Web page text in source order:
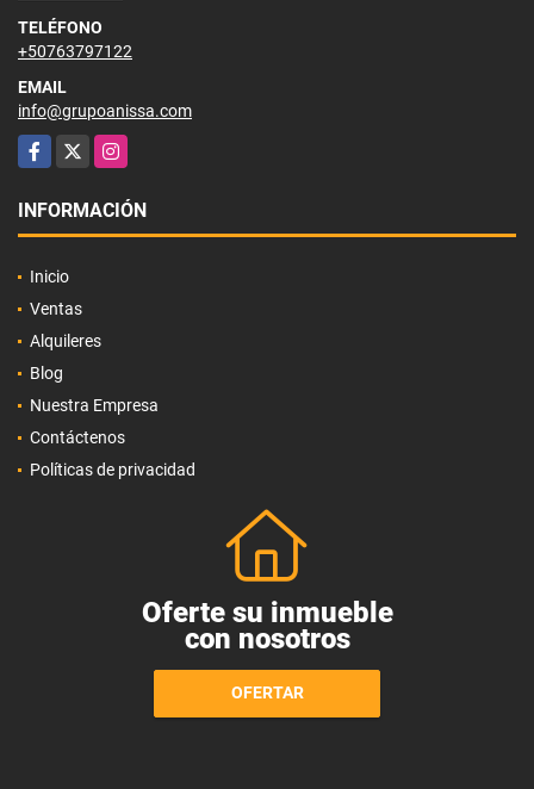
TELÉFONO
+50763797122
EMAIL
info@grupoanissa.com
Facebook
X Instagram
INFORMACIÓN
Inicio
Ventas
Alquileres
Blog
Nuestra Empresa
Contáctenos
Políticas de privacidad
Oferte su inmueble
con nosotros
OFERTAR